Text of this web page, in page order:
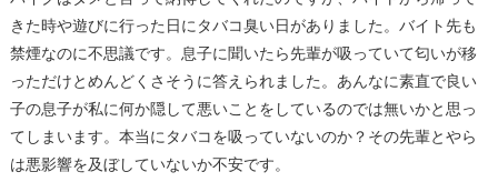
きた時や遊びに行った日にタバコ臭い日がありました。バイト先も
禁煙なのに不思議です。息子に聞いたら先輩が吸っていて匂いが移
っただけとめんどくさそうに答えられました。あんなに素直で良い
子の息子が私に何か隠して悪いことをしているのでは無いかと思っ
てしまいます。本当にタバコを吸っていないのか？その先輩とやら
は悪影響を及ぼしていないか不安です。